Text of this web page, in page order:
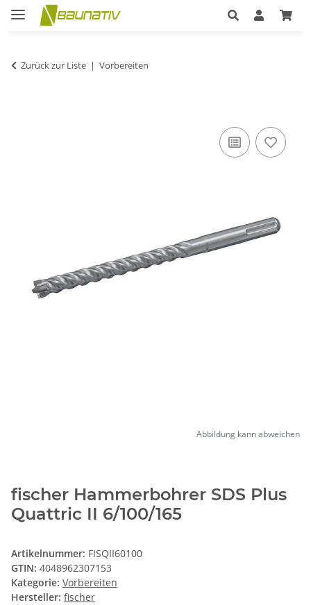
Zurück zur Liste Vorbereiten
Abbildung kann abweichen
fischer Hammerbohrer SDS Plus
Quattric II 6/100/165
Artikelnummer: FISQII60100
GTIN: 4048962307153
Kategorie: Vorbereiten
Hersteller: fischer